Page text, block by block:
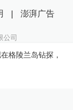
格陵兰岛钻探，
| 澎湃广告
公司
号
号